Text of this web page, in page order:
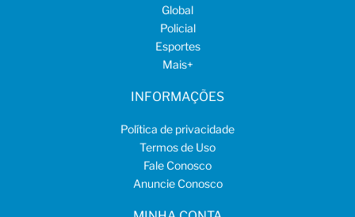
Global
Policial
Esportes
Mais+
INFORMAÇÕES
Política de privacidade
Termos de Uso
Fale Conosco
Anuncie Conosco